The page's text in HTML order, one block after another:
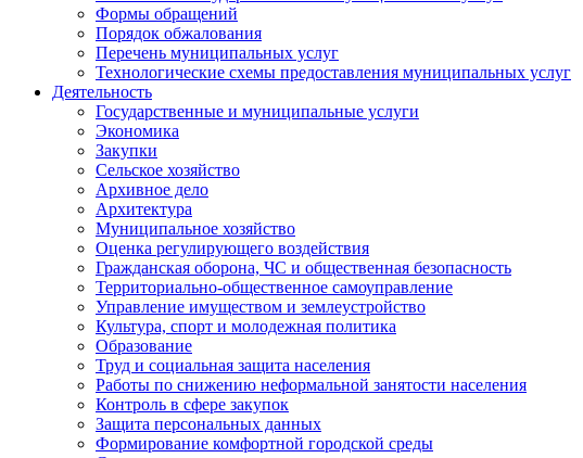
Формы обращений
Порядок обжалования
Перечень муниципальных услуг
Технологические схемы предоставления муниципальных услуг
Деятельность
Государственные и муниципальные услуги
Экономика
Закупки
Сельское хозяйство
Архивное дело
Архитектура
Муниципальное хозяйство
Оценка регулирующего воздействия
Гражданская оборона, ЧС и общественная безопасность
Территориально-общественное самоуправление
Управление имуществом и землеустройство
Культура, спорт и молодежная политика
Образование
Труд и социальная защита населения
Работы по снижению неформальной занятости населения
Контроль в сфере закупок
Защита персональных данных
Формирование комфортной городской среды